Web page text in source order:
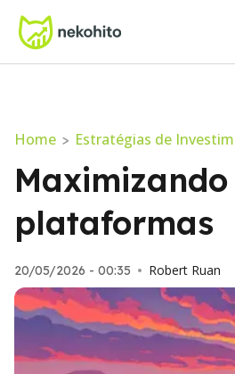
Home > Estratégias de
plataformas
20/05/2026 - 00:35 • Robert Ruan